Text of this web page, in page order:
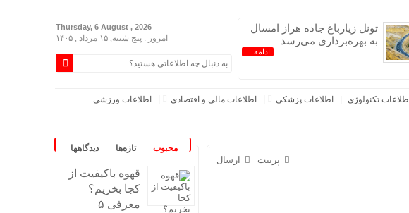
تونل زیارباغ جاده هراز امسال
به بهره‌برداری می‌رسد
ادامه ...
Thursday, 6 August , 2026
امروز : پنج شنبه, ۱۵ مرداد , ۱۴۰۵
اطلاعات تکنولوژی اطلاعات پزشکی اطلاعات مالی و اقتصادی اطلاعات ورزشی
ارسال پرینت
محبوب تازه‌ها دیدگاهها
قهوه باکیفیت از
کجا بخریم؟
معرفی ۵